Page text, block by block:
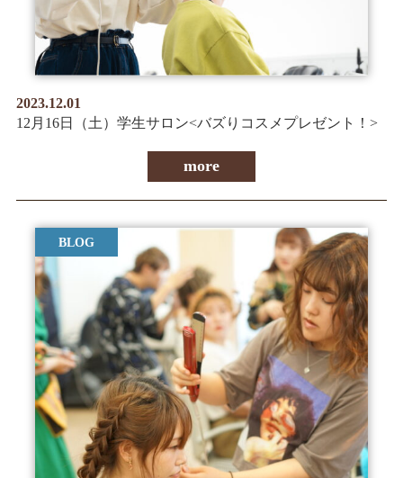
2023.12.01
12月16日（土）学生サロン<バズりコスメプレゼント！>
more
BLOG